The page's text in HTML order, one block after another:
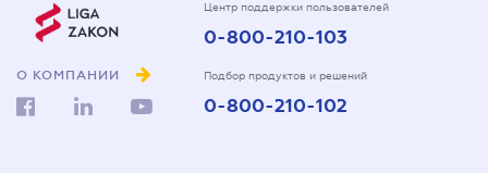
О КОМПАНИИ
Центр поддержки пользователей
0-800-210-103
Подбор продуктов и решений
0-800-210-102